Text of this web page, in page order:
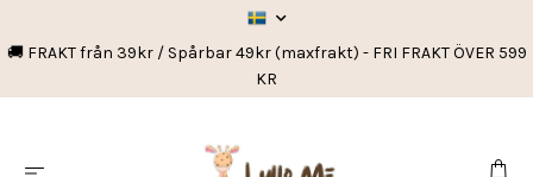
🚚 FRAKT från 39kr / Spårbar 49kr (maxfrakt) - FRI FRAKT ÖVER 599
KR